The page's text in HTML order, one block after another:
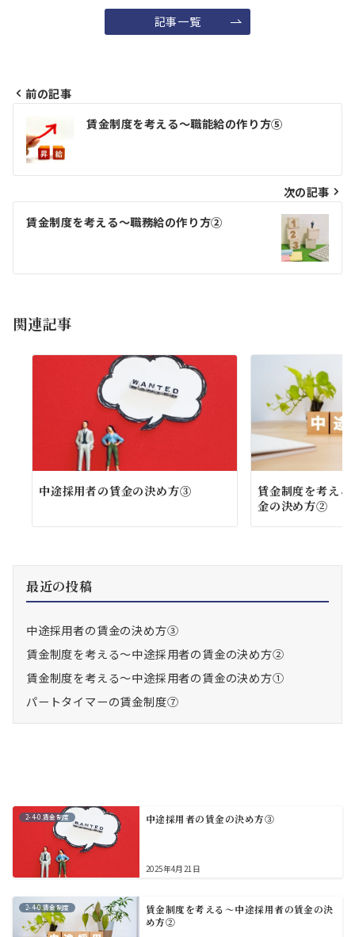
記事一覧
稿
ナ
ビ
ゲ
シ
ン
前の記事
賃金制度を考える～職能給の作り方⑤
次の記事
賃金制度を考える～職務給の作り方②
関連記事
中途採用者の賃金の決め方③
賃金制度を考え
金の決め方②
最近の投稿
中途採用者の賃金の決め方③
賃金制度を考える～中途採用者の賃金の決め方②
賃金制度を考える～中途採用者の賃金の決め方①
パートタイマーの賃金制度⑦
2-4-0.賃金制度 中途採用者の賃金の決め方③
2025年4月21日
2-4-0.賃金制度
賃金制度を考える～中途採用者の賃金の決
め方②